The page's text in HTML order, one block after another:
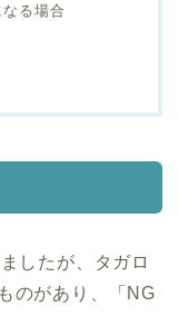
る場合
したが、タガロ
のがあり、「NG